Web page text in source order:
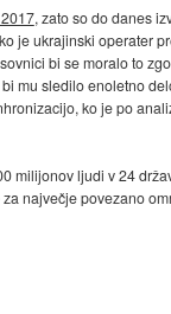
, zato so do danes
je ukrajinski operater
bi se moralo to
mu sledilo enoletno
ko je po
milijonov ljudi v 24
največje povezano